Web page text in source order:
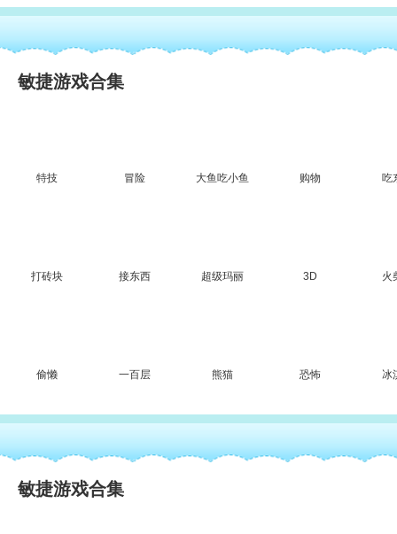
敏捷游戏合集
特技 冒险 大鱼吃小鱼 购物 吃
打砖块 接东西 超级玛丽 3D 火
偷懒 一百层 熊猫 恐怖 冰
敏捷游戏合集